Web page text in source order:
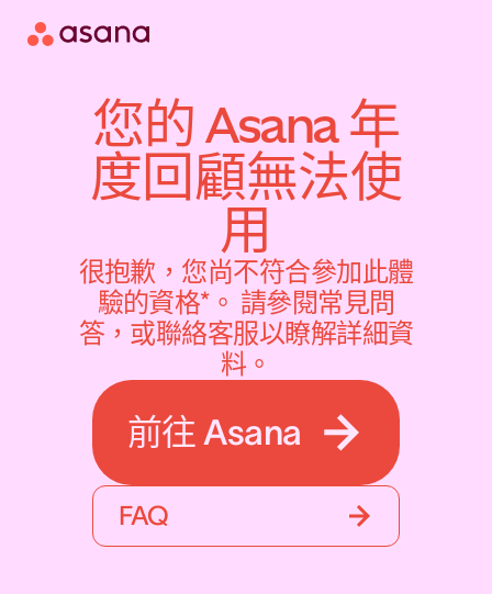
您的 Asana 年
度回顧無法使
用
很抱歉，您尚不符合參加此體
驗的資格*。 請參閱常見問
答，或聯絡客服以瞭解詳細資
料。
前往 Asana
FAQ